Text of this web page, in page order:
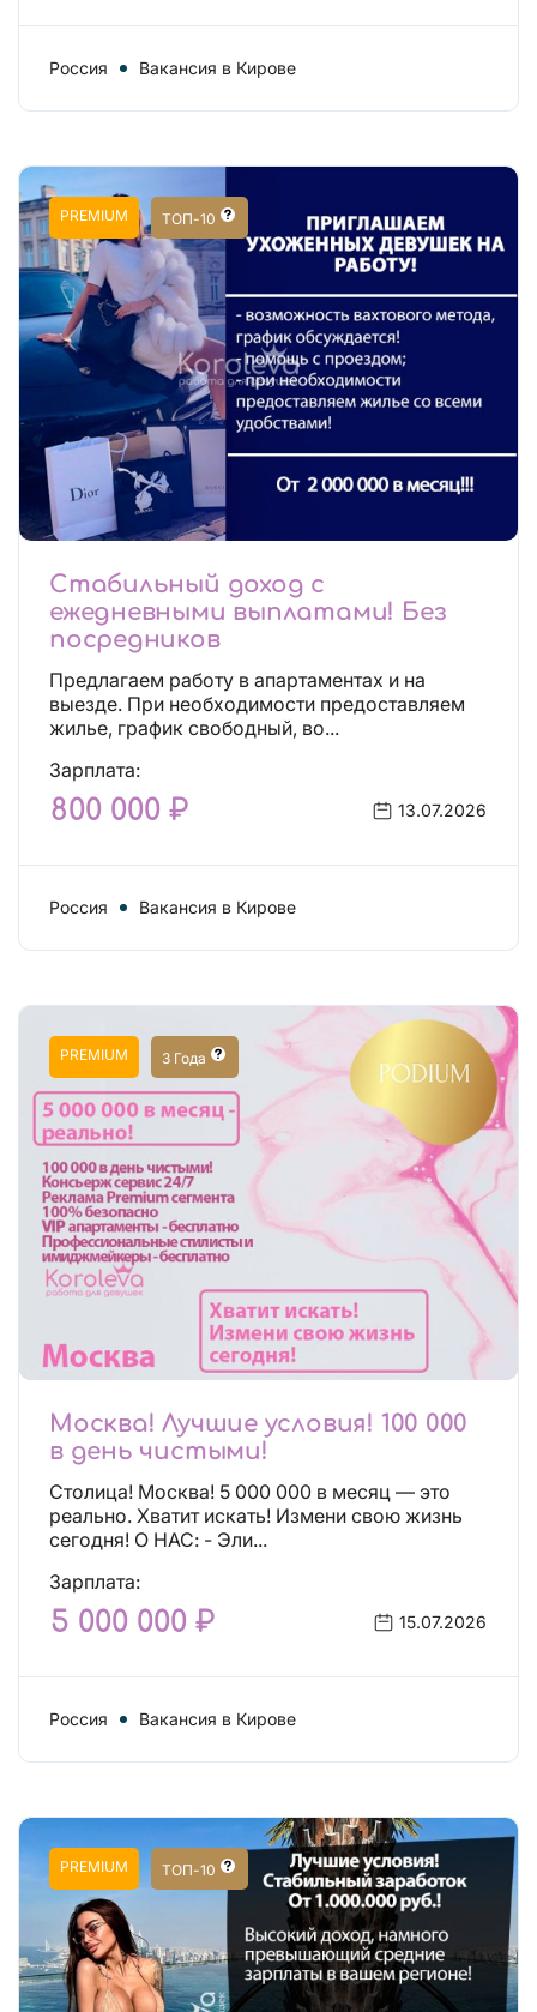
Россия Вакансия в Кирове
PREMIUM ТОП-10
Стабильный доход с
ежедневными выплатами! Без
посредников
Предлагаем работу в апартаментах и на
выезде. При необходимости предоставляем
жилье, график свободный, во...
Зарплата:
800 000 ₽ 13.07.2026
Россия Вакансия в Кирове
PREMIUM 3 Года
Москва! Лучшие условия! 100 000
в день чистыми!
Столица! Москва! 5 000 000 в месяц — это
реально. Хватит искать! Измени свою жизнь
сегодня! О НАС: - Эли...
Зарплата:
5 000 000 ₽ 15.07.2026
Россия Вакансия в Кирове
PREMIUM ТОП-10